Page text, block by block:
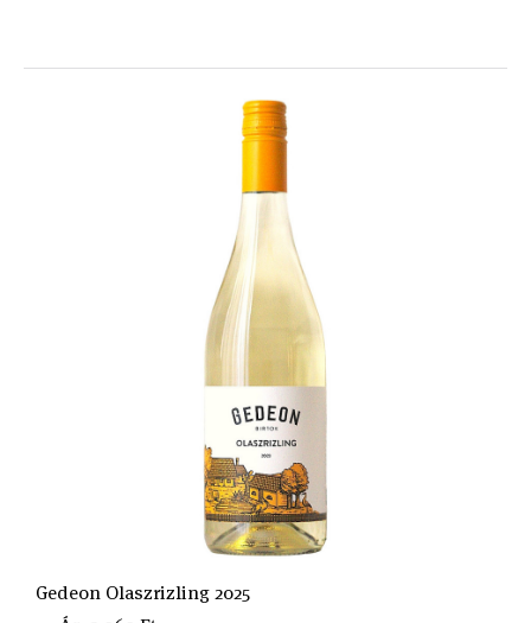
Gedeon Olaszrizling 2025